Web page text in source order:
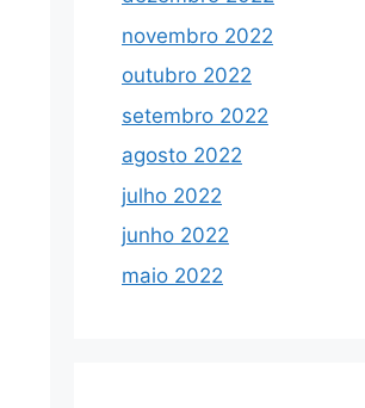
novembro 2022
outubro 2022
setembro 2022
agosto 2022
julho 2022
junho 2022
maio 2022